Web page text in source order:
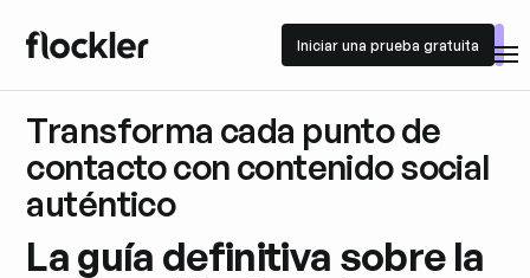
Iniciar una prueba gratuita
Iniciar una prueba gratuita
Transforma cada punto de
contacto con contenido social
auténtico
La guía definitiva sobre la